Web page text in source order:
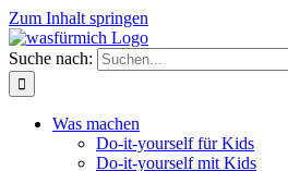
Zum Inhalt springen
Suche nach:
Was machen
Do-it-yourself für Kids
Do-it-yourself mit Kids